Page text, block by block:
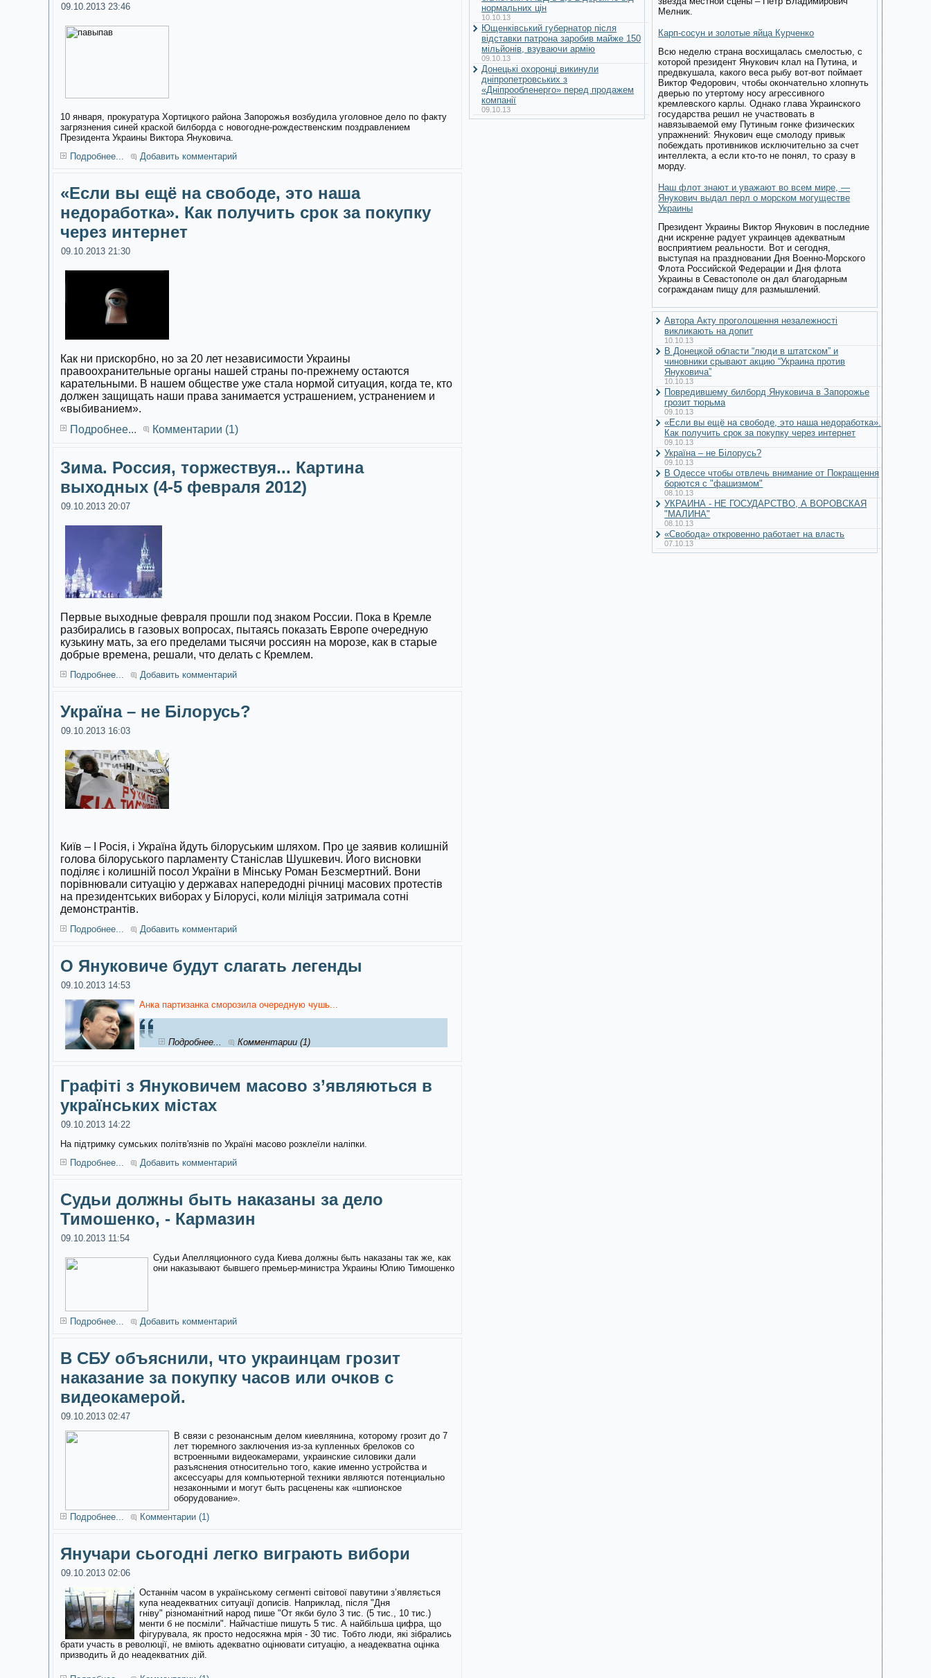
09.10.2013 23:46
10 января, прокуратура Хортицкого района Запорожья возбудила уголовное дело по факту
загрязнения синей краской билборда с новогодне-рождественским поздравлением
Президента Украины Виктора Януковича.
Подробнее...
Добавить комментарий
«Если вы ещё на свободе, это наша
недоработка». Как получить срок за покупку
через интернет
09.10.2013 21:30
Как ни прискорбно, но за 20 лет независимости Украины
правоохранительные органы нашей страны по-прежнему остаются
карательными. В нашем обществе уже стала нормой ситуация, когда те, кто
должен защищать наши права занимается устрашением, устранением и
«выбиванием».
Подробнее...
Комментарии (1)
Зима. Россия, торжествуя... Картина
выходных (4-5 февраля 2012)
09.10.2013 20:07
Первые выходные февраля прошли под знаком России. Пока в Кремле
разбирались в газовых вопросах, пытаясь показать Европе очередную
кузькину мать, за его пределами тысячи россиян на морозе, как в старые
добрые времена, решали, что делать с Кремлем.
Подробнее... Добавить комментарий
Україна – не Білорусь?
09.10.2013 16:03
Київ – І Росія, і Україна йдуть білоруським шляхом. Про це заявив колишній
голова білоруського парламенту Станіслав Шушкевич. Його висновки
поділяє і колишній посол України в Мінську Роман Безсмертний. Вони
порівнювали ситуацію у державах напередодні річниці масових протестів
на президентських виборах у Білорусі, коли міліція затримала сотні
демонстрантів.
Подробнее... Добавить комментарий
О Януковиче будут слагать легенды
09.10.2013 14:53
Анка партизанка сморозила очередную чушь...
Подробнее... Комментарии (1)
Графіті з Януковичем масово з’являються в
українських містах
09.10.2013 14:22
На підтримку сумських політв'язнів по Україні масово розклеїли наліпки.
Подробнее...
Добавить комментарий
Судьи должны быть наказаны за дело
Тимошенко, - Кармазин
09.10.2013 11:54
Судьи Апелляционного суда Киева должны быть наказаны так же, как
они наказывают бывшего премьер-министра Украины Юлию Тимошенко
Подробнее... Добавить комментарий
В СБУ объяснили, что украинцам грозит
наказание за покупку часов или очков с
видеокамерой.
09.10.2013 02:47
В связи с резонансным делом киевлянина, которому грозит до 7
лет тюремного заключения из-за купленных брелоков со
встроенными видеокамерами, украинские силовики дали
разъяснения относительно того, какие именно устройства и
аксессуары для компьютерной техники являются потенциально
незаконными и могут быть расценены как «шпионское
оборудование».
Подробнее...
Комментарии (1)
Янучари сьогодні легко виграють вибори
09.10.2013 02:06
Останнім часом в українському сегменті світової павутини з’являється
купа неадекватних ситуації дописів. Наприклад, після "Дня
гніву"різноманітний народ пише "От якби було 3 тис. (5 тис., 10 тис.)
менти б не посміли". Найчастіше пишуть 5 тис. А найбільша цифра, що
фігурувала, як просто недосяжна мрія - 30 тис. Тобто люди, які зібрались
брати участь в революції, не вміють адекватно оцінювати ситуацію, а неадекватна оцінка
призводить й до неадекватних дій.
нормальних цін
10.10.13
Ющенківський губернатор після
відставки патрона заробив майже 150
мільйонів, взуваючи армію
09.10.13
Донецькі охоронці викинули
дніпропетровських з
«Дніпрообленерго» перед продажем
компанії
09.10.13
Мелник.
Карп-сосун и золотые яйца Курченко
Всю неделю страна восхищалась смелостью, с
которой президент Янукович клал на Путина, и
предвкушала, какого веса рыбу вот-вот поймает
Виктор Федорович, чтобы окончательно хлопнуть
дверью по утертому носу агрессивного
кремлевского карлы. Однако глава Украинского
государства решил не участвовать в
навязываемой ему Путиным гонке физических
упражнений: Янукович еще смолоду привык
побеждать противников исключительно за счет
интеллекта, а если кто-то не понял, то сразу в
морду.
Наш флот знают и уважают во всем мире, —
Янукович выдал перл о морском могуществе
Украины
Президент Украины Виктор Янукович в последние
дни искренне радует украинцев адекватным
восприятием реальности. Вот и сегодня,
выступая на праздновании Дня Военно-Морского
Флота Российской Федерации и Дня флота
Украины в Севастополе он дал благодарным
согражданам пищу для размышлений.
Автора Акту проголошення незалежності
викликають на допит
10.10.13
В Донецкой области “люди в штатском” и
чиновники срывают акцию “Украина против
Януковича”
10.10.13
Повредившему билборд Януковича в Запорожье
грозит тюрьма
09.10.13
«Если вы ещё на свободе, это наша недоработка».
Как получить срок за покупку через интернет
09.10.13
Україна – не Білорусь?
09.10.13
В Одессе чтобы отвлечь внимание от Покращення
борются с "фашизмом"
08.10.13
УКРАИНА - НЕ ГОСУДАРСТВО, А ВОРОВСКАЯ
"МАЛИНА"
08.10.13
«Свобода» откровенно работает на власть
07.10.13